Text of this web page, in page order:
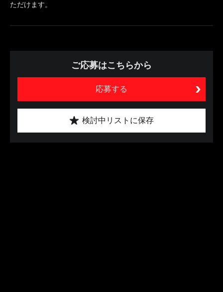
ただけます。
ご応募はこちらから
応募する
検討中リストに保存